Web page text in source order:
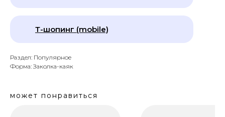
Т-шопинг (mobile)
Раздел: Популярное
Форма: Заколка-каяк
может понравиться